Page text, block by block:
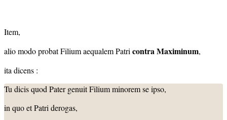
Item,
alio modo probat Filium aequalem Patri contra Maximinum,
ita dicens :
Tu dicis quod Pater genuit Filium minorem se ipso,
in quo et Patri derogas,